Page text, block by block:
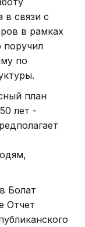
в связи с
в рамках
по
план
лет -
Болат
Отчет